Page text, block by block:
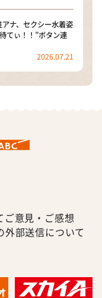
アナ、セクシー水着姿
てぃ！！”ボタン連
2026.07.21
ご意見・ご感想
外部送信について